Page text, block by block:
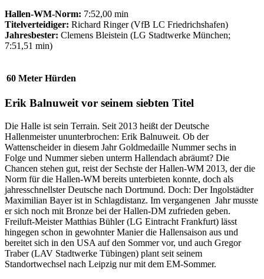
Hallen-WM-Norm: 7:52,00 min
Titelverteidiger: Richard Ringer (VfB LC Friedrichshafen)
Jahresbester: Clemens Bleistein (LG Stadtwerke München;
7:51,51 min)
60 Meter Hürden
Erik Balnuweit vor seinem siebten Titel
Die Halle ist sein Terrain. Seit 2013 heißt der Deutsche
Hallenmeister ununterbrochen: Erik Balnuweit. Ob der
Wattenscheider in diesem Jahr Goldmedaille Nummer sechs in
Folge und Nummer sieben unterm Hallendach abräumt? Die
Chancen stehen gut, reist der Sechste der Hallen-WM 2013, der die
Norm für die Hallen-WM bereits unterbieten konnte, doch als
jahresschnellster Deutsche nach Dortmund. Doch: Der Ingolstädter
Maximilian Bayer ist in Schlagdistanz. Im vergangenen Jahr musste
er sich noch mit Bronze bei der Hallen-DM zufrieden geben.
Freiluft-Meister Matthias Bühler (LG Eintracht Frankfurt) lässt
hingegen schon in gewohnter Manier die Hallensaison aus und
bereitet sich in den USA auf den Sommer vor, und auch Gregor
Traber (LAV Stadtwerke Tübingen) plant seit seinem
Standortwechsel nach Leipzig nur mit dem EM-Sommer.